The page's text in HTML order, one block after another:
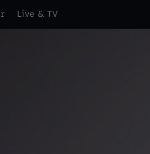
Live & TV